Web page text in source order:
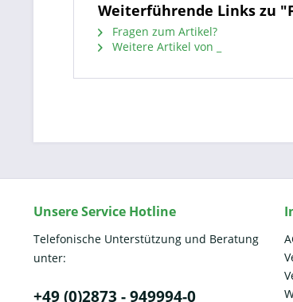
Weiterführende Links zu
Fragen zum Artikel?
Weitere Artikel von _
Unsere Service Hotline
Telefonische Unterstützung und Beratung
unter:
+49 (0)2873 - 949994-0